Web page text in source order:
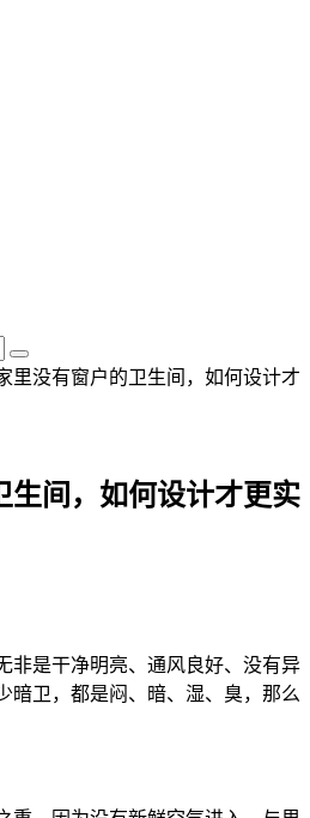
里没有窗户的卫生间，如何设计才
生间，如何设计才更实
非是干净明亮、通风良好、没有异
暗卫，都是闷、暗、湿、臭，那么